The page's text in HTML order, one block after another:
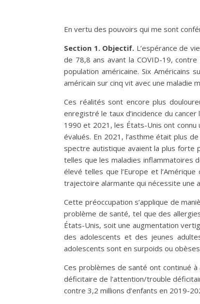
En vertu des pouvoirs qui me sont
Section 1. Objectif. L’espérance de
de 78,8 ans avant la COVID-19,
population américaine. Six Américains
américain sur cinq vit avec une maladie
Ces réalités sont encore plus
enregistré le taux d’incidence du
1990 et 2021, les États-Unis ont
évalués. En 2021, l’asthme était plus
spectre autistique avaient la plus forte
telles que les maladies inflammatoires
élevé telles que l’Europe et
trajectoire alarmante qui nécessite une
Cette préoccupation s’applique de
problème de santé, tel que des
États-Unis, soit une augmentation
des adolescents et des jeunes
adolescents sont en surpoids ou
Ces problèmes de santé ont continué
déficitaire de l’attention/trouble
contre 3,2 millions d’enfants en 2019-